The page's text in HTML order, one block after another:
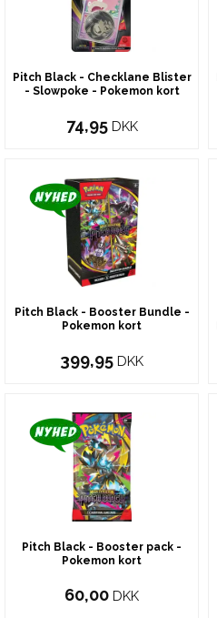
Pitch Black - Checklane Blister
- Slowpoke - Pokemon kort
74,95 DKK
Pitch Black - Booster Bundle -
Pokemon kort
399,95 DKK
Pitch Black - Booster pack -
Pokemon kort
60,00 DKK